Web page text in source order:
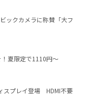
ックカメラに称賛「大フ
！夏限定で1110円～
スプレイ登場 HDMI不要